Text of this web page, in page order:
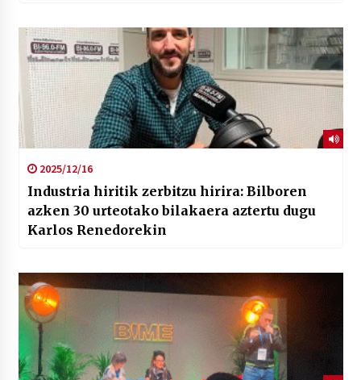
2025/12/16
Industria hiritik zerbitzu hirira: Bilboren
azken 30 urteotako bilakaera aztertu dugu
Karlos Renedorekin